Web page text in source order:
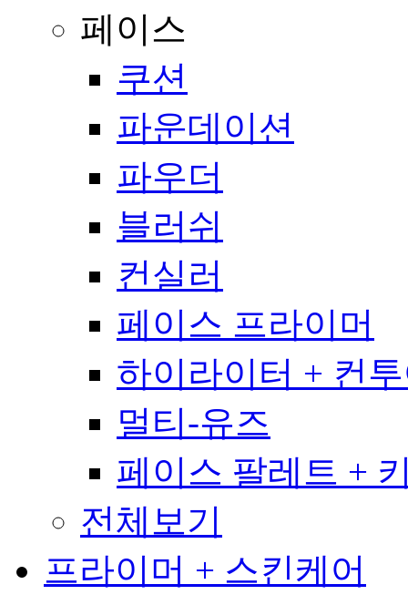
페이스
쿠션
파운데이션
파우더
블러쉬
컨실러
페이스 프라이머
하이라이터 + 컨
멀티-유즈
페이스 팔레트 +
전체보기
프라이머 + 스킨케어